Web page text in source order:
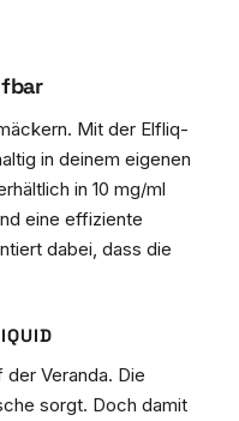
Mit der Elfliq-
in deinem eigenen
in 10 mg/ml
eine effiziente
dabei, dass die
Veranda. Die
sorgt. Doch damit